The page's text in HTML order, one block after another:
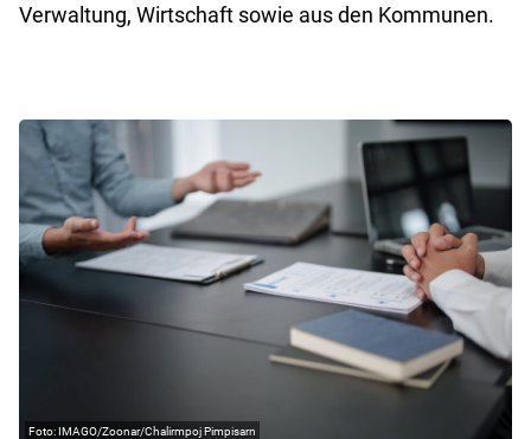
Verwaltung, Wirtschaft sowie aus den Kommunen.
IMAGO/Zoonar/Chalirmpoj Pimpisarn